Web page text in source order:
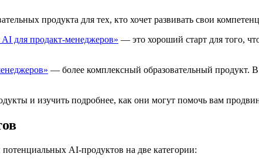
продукта для тех, кто хочет развивать свои
для продакт-менеджеров» — это хороший старт для того,
— более комплексный образовательный продукт.
и изучить подробнее, как они могут помочь вам
AI-продуктов на две категории: